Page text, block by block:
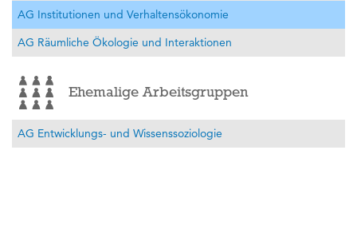
AG Institutionen und Verhaltensökonomie
AG Räumliche Ökologie und Interaktionen
Ehemalige Arbeitsgruppen
AG Entwicklungs- und Wissenssoziologie